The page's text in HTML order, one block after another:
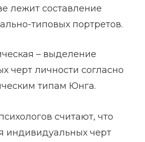
лежит составление
типовых портретов.
– выделение
черт личности согласно
типам Юнга.
считают, что
индивидуальных черт